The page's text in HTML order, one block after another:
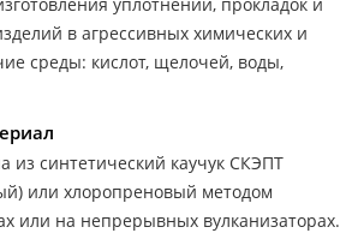
в агрессивных химических и
среды: кислот, щелочей, воды,
из синтетический каучук СКЭПТ
или хлоропреновый методом
или на непрерывных вулканизаторах.